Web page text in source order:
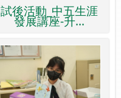
試後活動_中五生涯
發展講座-升...